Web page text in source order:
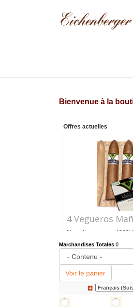
Bienvenue à la
Offres actuelles
4 Vegueros
Numéro
d'article
1292K
Prix
Marchandises Totales 0
Voir le panier